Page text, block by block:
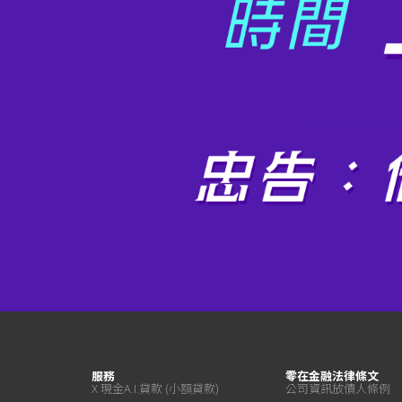
服務
X 現金A.I.貸款 (小額貸款)
零在金融
公司資訊
法律條文
放債人條例